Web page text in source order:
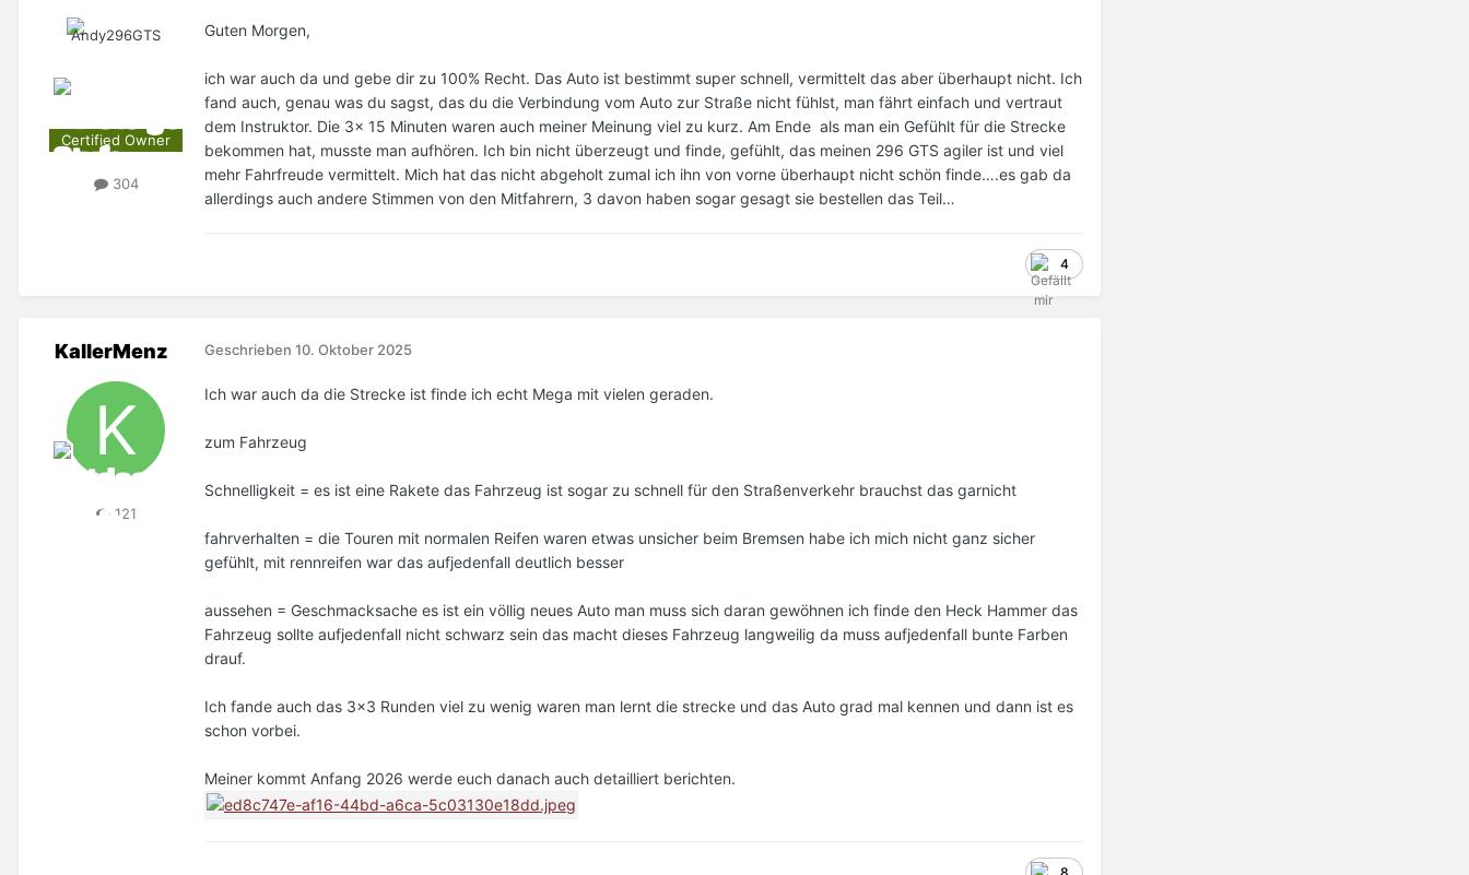
Certified Owner
304
Guten Morgen,
ich war auch da und gebe dir zu 100% Recht. Das Auto ist bestimmt super schnell, vermittelt das aber überhaupt nicht. Ich
fand auch, genau was du sagst, das du die Verbindung vom Auto zur Straße nicht fühlst, man fährt einfach und vertraut
dem Instruktor. Die 3x 15 Minuten waren auch meiner Meinung viel zu kurz. Am Ende als man ein Gefühlt für die Strecke
bekommen hat, musste man aufhören. Ich bin nicht überzeugt und finde, gefühlt, das meinen 296 GTS agiler ist und viel
mehr Fahrfreude vermittelt. Mich hat das nicht abgeholt zumal ich ihn von vorne überhaupt nicht schön finde….es gab da
allerdings auch andere Stimmen von den Mitfahrern, 3 davon haben sogar gesagt sie bestellen das Teil…
4
KallerMenz
121
Geschrieben 10. Oktober 2025
Ich war auch da die Strecke ist finde ich echt Mega mit vielen geraden.
zum Fahrzeug
Schnelligkeit = es ist eine Rakete das Fahrzeug ist sogar zu schnell für den Straßenverkehr brauchst das garnicht
fahrverhalten = die Touren mit normalen Reifen waren etwas unsicher beim Bremsen habe ich mich nicht ganz sicher
gefühlt, mit rennreifen war das aufjedenfall deutlich besser
aussehen = Geschmacksache es ist ein völlig neues Auto man muss sich daran gewöhnen ich finde den Heck Hammer das
Fahrzeug sollte aufjedenfall nicht schwarz sein das macht dieses Fahrzeug langweilig da muss aufjedenfall bunte Farben
drauf.
Ich fande auch das 3x3 Runden viel zu wenig waren man lernt die strecke und das Auto grad mal kennen und dann ist es
schon vorbei.
Meiner kommt Anfang 2026 werde euch danach auch detailliert berichten.